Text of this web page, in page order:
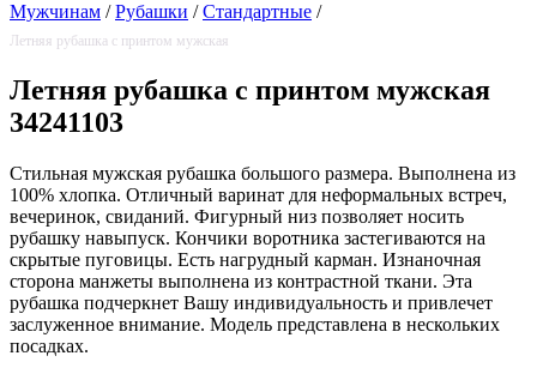
Мужчинам / Рубашки / Стандартные /
Летняя рубашка с принтом мужская
Летняя рубашка с принтом мужская
34241103
Стильная мужская рубашка большого размера. Выполнена из
100% хлопка. Отличный варинат для неформальных встреч,
вечеринок, свиданий. Фигурный низ позволяет носить
рубашку навыпуск. Кончики воротника застегиваются на
скрытые пуговицы. Есть нагрудный карман. Изнаночная
сторона манжеты выполнена из контрастной ткани. Эта
рубашка подчеркнет Вашу индивидуальность и привлечет
заслуженное внимание. Модель представлена в нескольких
посадках.